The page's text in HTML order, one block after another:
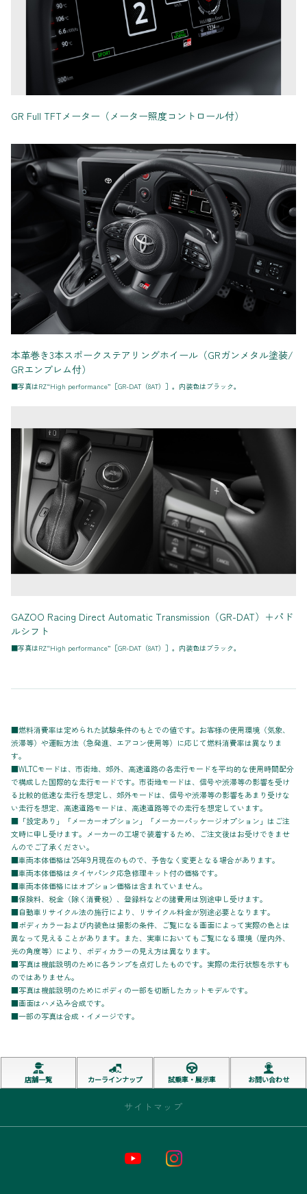
GR Full TFTメーター（メーター照度コントロール付）
本革巻き3本スポークステアリングホイール（GRガンメタル塗装/
GRエンブレム付）
■写真はRZ“High performance”［GR-DAT（8AT）］。内装色はブラック。
GAZOO Racing Direct Automatic Transmission（GR-DAT）＋パド
ルシフト
■写真はRZ“High performance”［GR-DAT（8AT）］。内装色はブラック。
■燃料消費率は定められた試験条件のもとでの値です。お客様の使用環境（気象、
渋滞等）や運転方法（急発進、エアコン使用等）に応じて燃料消費率は異なりま
す。
■WLTCモードは、市街地、郊外、高速道路の各走行モードを平均的な使用時間配分
で構成した国際的な走行モードです。市街地モードは、信号や渋滞等の影響を受け
る比較的低速な走行を想定し、郊外モードは、信号や渋滞等の影響をあまり受けな
い走行を想定、高速道路モードは、高速道路等での走行を想定しています。
■「設定あり」「メーカーオプション」「メーカーパッケージオプション」はご注
文時に申し受けます。メーカーの工場で装着するため、ご注文後はお受けできませ
んのでご了承ください。
■車両本体価格は'25年9月現在のもので、予告なく変更となる場合があります。
■車両本体価格はタイヤパンク応急修理キット付の価格です。
■車両本体価格にはオプション価格は含まれていません。
■保険料、税金（除く消費税）、登録料などの諸費用は別途申し受けます。
■自動車リサイクル法の施行により、リサイクル料金が別途必要となります。
■ボディカラーおよび内装色は撮影の条件、ご覧になる画面によって実際の色とは
異なって見えることがあります。また、実車においてもご覧になる環境（屋内外、
光の角度等）により、ボディカラーの見え方は異なります。
■写真は機能説明のために各ランプを点灯したものです。実際の走行状態を示すも
のではありません。
■写真は機能説明のためにボディの一部を切断したカットモデルです。
■画面はハメ込み合成です。
■一部の写真は合成・イメージです。
店舗一覧 カーラインナップ 試乗車・展示車 お問い合わせ
サイトマップ